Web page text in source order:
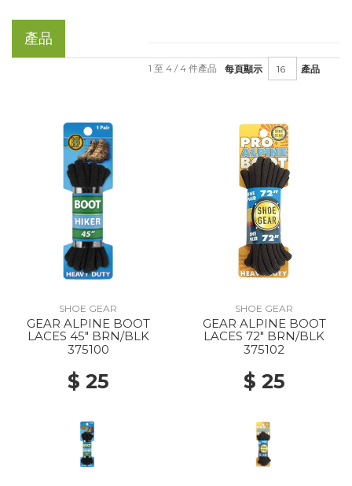
產品
每頁顯示 產品
1 至 4 / 4 件產品
SHOE GEAR
GEAR ALPINE BOOT
LACES 45" BRN/BLK
375100
$ 25
SHOE GEAR
GEAR ALPINE BOOT
LACES 72" BRN/BLK
375102
$ 25